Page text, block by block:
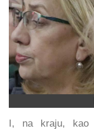
I, na kraju, kao